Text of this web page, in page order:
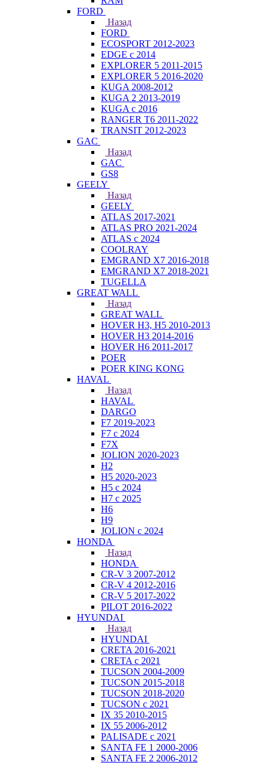
FORD
Назад
FORD
ECOSPORT 2012-2023
EDGE c 2014
EXPLORER 5 2011-2015
EXPLORER 5 2016-2020
KUGA 2008-2012
KUGA 2 2013-2019
KUGA с 2016
RANGER T6 2011-2022
TRANSIT 2012-2023
GAC
Назад
GAC
GS8
GEELY
Назад
GEELY
ATLAS 2017-2021
ATLAS PRO 2021-2024
ATLAS с 2024
COOLRAY
EMGRAND X7 2016-2018
EMGRAND X7 2018-2021
TUGELLA
GREAT WALL
Назад
GREAT WALL
HOVER H3, H5 2010-2013
HOVER H3 2014-2016
HOVER H6 2011-2017
POER
POER KING KONG
HAVAL
Назад
HAVAL
DARGO
F7 2019-2023
F7 с 2024
F7X
JOLION 2020-2023
H2
H5 2020-2023
H5 с 2024
H7 с 2025
H6
H9
JOLION с 2024
HONDA
Назад
HONDA
CR-V 3 2007-2012
CR-V 4 2012-2016
CR-V 5 2017-2022
PILOT 2016-2022
HYUNDAI
Назад
HYUNDAI
CRETA 2016-2021
CRETA с 2021
TUCSON 2004-2009
TUCSON 2015-2018
TUCSON 2018-2020
TUCSON с 2021
IX 35 2010-2015
IX 55 2006-2012
PALISADE с 2021
SANTA FE 1 2000-2006
SANTA FE 2 2006-2012